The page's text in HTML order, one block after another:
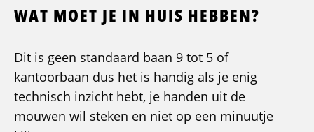
WAT MOET JE IN HUIS HEBBEN?
Dit is geen standaard baan 9 tot 5 of
kantoorbaan dus het is handig als je enig
technisch inzicht hebt, je handen uit de
mouwen wil steken en niet op een minuutje